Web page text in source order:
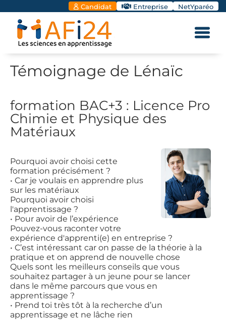
Candidat Entreprise NetYparéo
Témoignage de Lénaïc
formation BAC+3 : Licence Pro
Chimie et Physique des
Matériaux
Pourquoi avoir choisi cette
formation précisément ?
• Car je voulais en apprendre plus
sur les matériaux
Pourquoi avoir choisi
l'apprentissage ?
• Pour avoir de l’expérience
Pouvez-vous raconter votre
expérience d'apprenti(e) en entreprise ?
• C’est intéressant car on passe de la théorie à la
pratique et on apprend de nouvelle chose
Quels sont les meilleurs conseils que vous
souhaitez partager à un jeune pour se lancer
dans le même parcours que vous en
apprentissage ?
• Prend toi très tôt à la recherche d’un
apprentissage et ne lâche rien